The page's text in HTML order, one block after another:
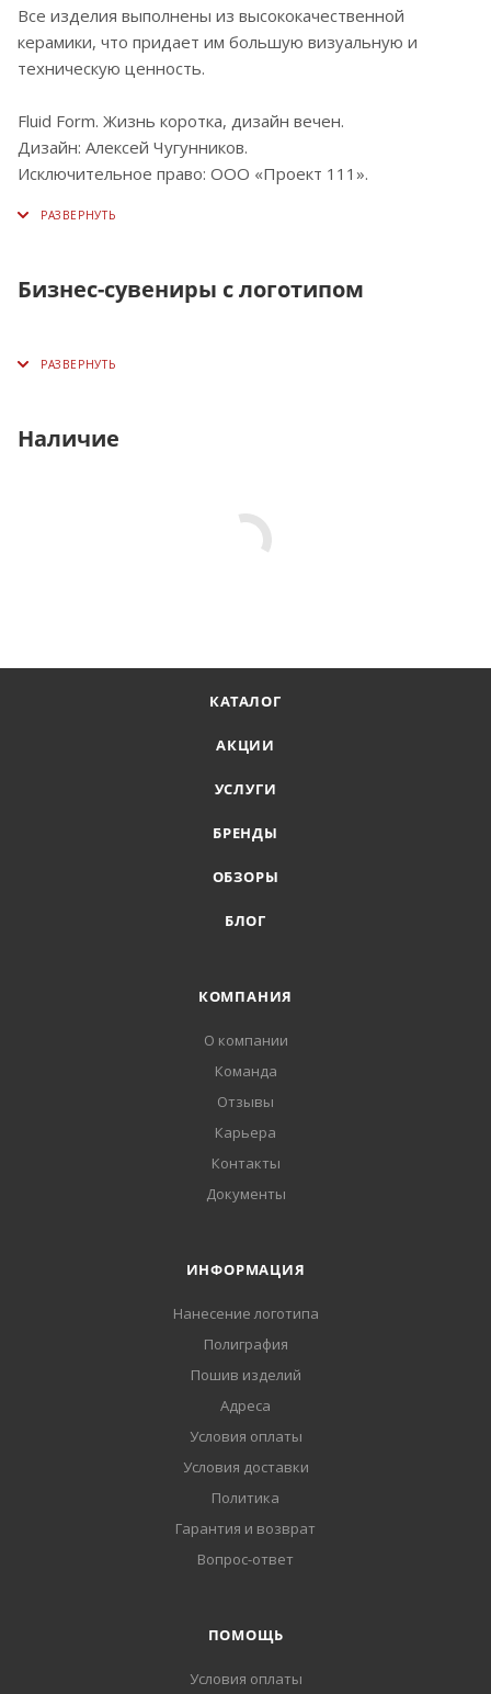
Все изделия выполнены из высококачественной
керамики, что придает им большую визуальную и
техническую ценность.
Fluid Form. Жизнь коротка, дизайн вечен.
Дизайн: Алексей Чугунников.
Исключительное право: ООО «Проект 111».
Бизнес-сувениры с логотипом
Наличие
КАТАЛОГ
АКЦИИ
УСЛУГИ
БРЕНДЫ
ОБЗОРЫ
БЛОГ
КОМПАНИЯ
О компании
Команда
Отзывы
Карьера
Контакты
Документы
ИНФОРМАЦИЯ
Нанесение логотипа
Полиграфия
Пошив изделий
Адреса
Условия оплаты
Условия доставки
Политика
Гарантия и возврат
Вопрос-ответ
ПОМОЩЬ
Условия оплаты